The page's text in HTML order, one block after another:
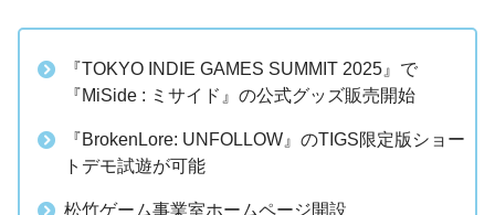
『TOKYO INDIE GAMES SUMMIT 2025』で
『MiSide : ミサイド』の公式グッズ販売開始
『BrokenLore: UNFOLLOW』のTIGS限定版ショー
トデモ試遊が可能
松竹ゲーム事業室ホームページ開設